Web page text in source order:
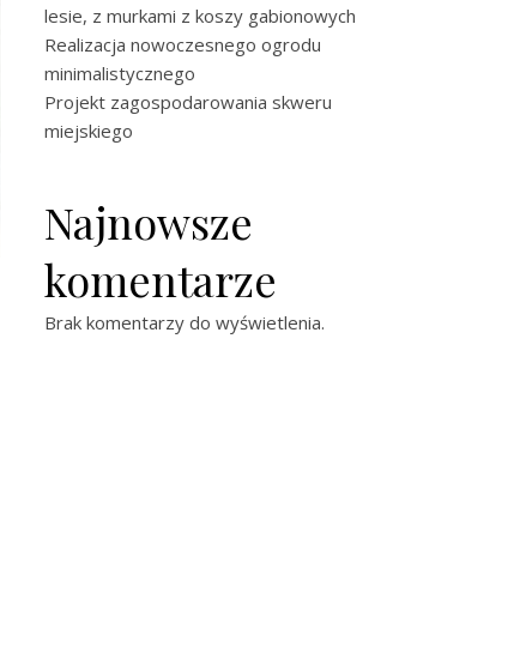
lesie, z murkami z koszy gabionowych
Realizacja nowoczesnego ogrodu
minimalistycznego
Projekt zagospodarowania skweru
miejskiego
Najnowsze
komentarze
Brak komentarzy do wyświetlenia.